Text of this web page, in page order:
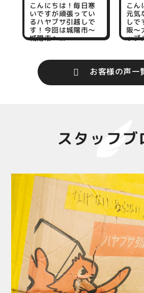
こんにちは！毎日寒
いですが頑張ってい
るハヤブサ引越しで
す！今回は城陽市～
城陽市へ...
こん
元気
しで
阪～
ップ
お客様の声一
スタッフブ